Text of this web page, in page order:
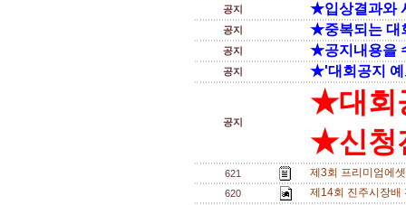
공지 ★입상결과와
공지 ★중복되는 대
공지 ★공지내용을
공지 ★'대회공지 예
공지
★대회
★신청
621 제3회 프리미엄에
620 제14회 진주시장